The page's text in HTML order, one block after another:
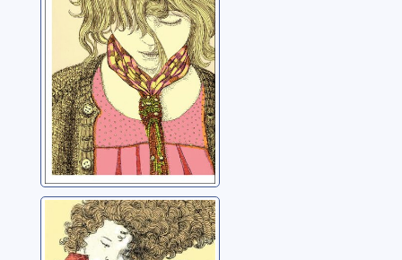
Mazetti, Katarina
La fin n'est que
le début